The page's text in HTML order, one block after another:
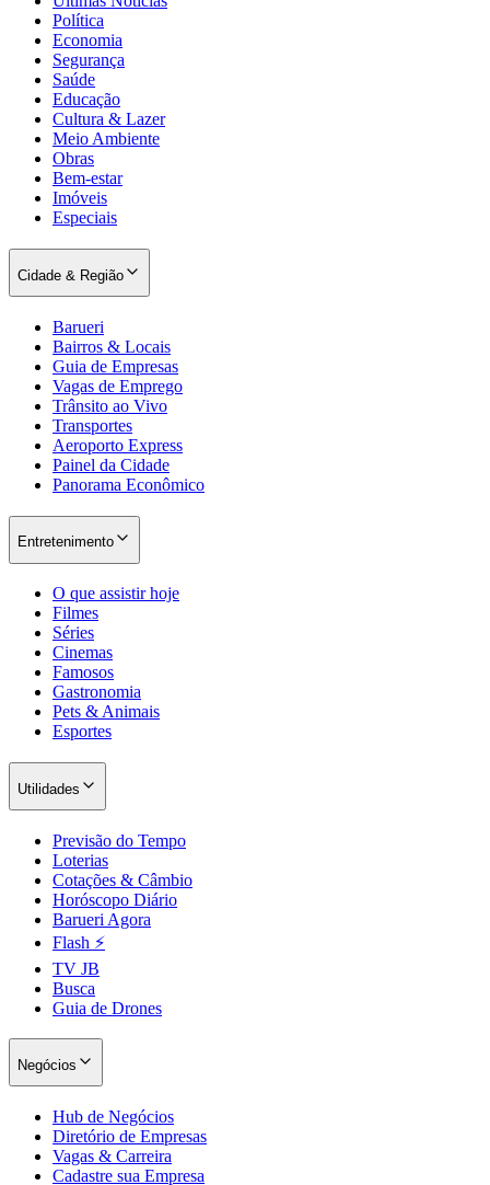
Bahia
Fortaleza
Política
Economia
Segurança
Saúde
Educação
Cultura & Lazer
Meio Ambiente
Obras
Bem-estar
Imóveis
Especiais
Cidade & Região
Barueri
Bairros & Locais
Guia de Empresas
Vagas de Emprego
Trânsito ao Vivo
Transportes
Aeroporto Express
Painel da Cidade
Panorama Econômico
Entretenimento
O que assistir hoje
Filmes
Séries
Cinemas
Famosos
Gastronomia
Pets & Animais
Esportes
Utilidades
Previsão do Tempo
Loterias
Cotações & Câmbio
Horóscopo Diário
Barueri Agora
Flash ⚡
TV JB
Busca
Guia de Drones
Negócios
Hub de Negócios
Diretório de Empresas
Vagas & Carreira
Cadastre sua Empresa